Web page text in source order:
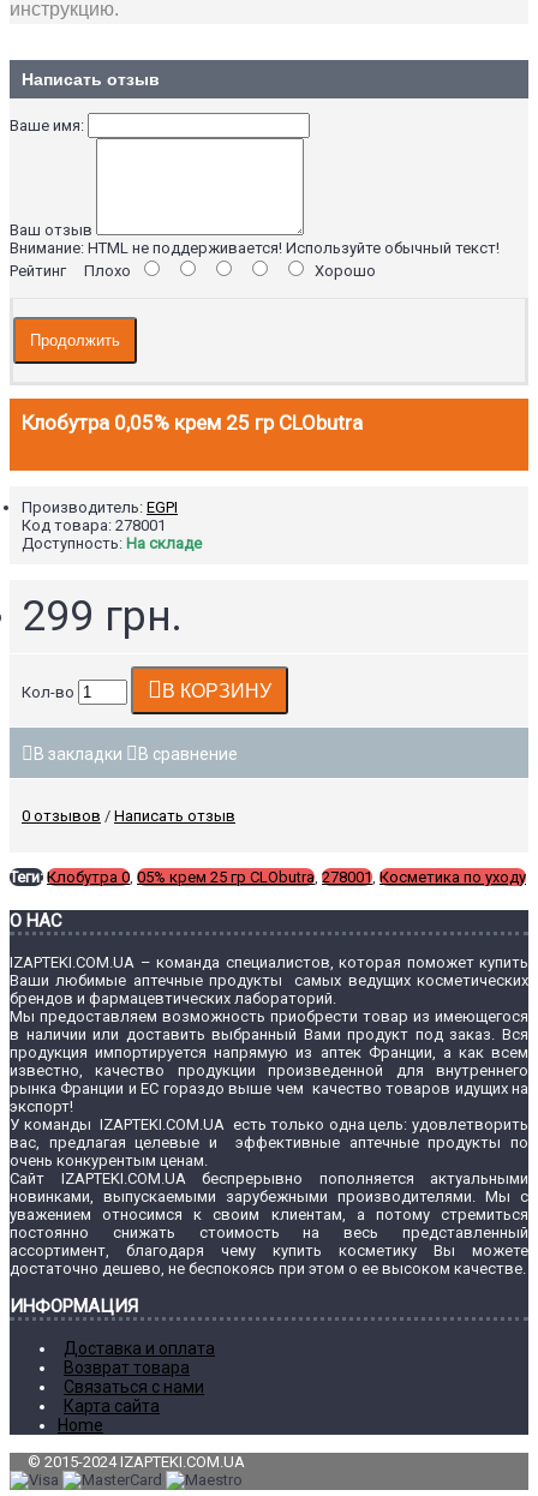
инструкцию.
Написать отзыв
Ваше имя:
Ваш отзыв
Внимание: HTML не поддерживается! Используйте обычный текст!
РейтингПлохо Хорошо
Продолжить
Клобутра 0,05% крем 25 гр CLObutra
Производитель: EGPI
Код товара: 278001
Доступность: На складе
299 грн.
Кол-во В КОРЗИНУ
В закладки В сравнение
0 отзывов / Написать отзыв
Теги: Клобутра 0, 05% крем 25 гр CLObutra, 278001, Косметика по уходу
О НАС
IZAPTEKI.COM.UA – команда специалистов, которая поможет купить
Ваши любимые аптечные продукты самых ведущих косметических
брендов и фармацевтических лабораторий.
Мы предоставляем возможность приобрести товар из имеющегося
в наличии или доставить выбранный Вами продукт под заказ. Вся
продукция импортируется напрямую из аптек Франции, а как всем
известно, качество продукции произведенной для внутреннего
рынка Франции и ЕС гораздо выше чем качество товаров идущих на
экспорт!
У команды IZAPTEKI.COM.UA есть только одна цель: удовлетворить
вас, предлагая целевые и эффективные аптечные продукты по
очень конкурентым ценам.
Сайт IZAPTEKI.COM.UA беспрерывно пополняется актуальными
новинками, выпускаемыми зарубежными производителями. Мы с
уважением относимся к своим клиентам, а потому стремиться
постоянно снижать стоимость на весь представленный
ассортимент, благодаря чему купить косметику Вы можете
достаточно дешево, не беспокоясь при этом о ее высоком качестве.
ИНФОРМАЦИЯ
Доставка и оплата
Возврат товара
Связаться с нами
Карта сайта
Home
© 2015-2024 IZAPTEKI.COM.UA